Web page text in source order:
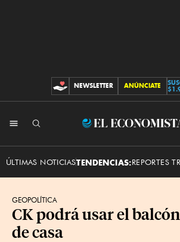
CONTRIBUCIONES
NEWSLETTER ANÚNCIATE
El
ÚLTIMAS NOTICIASTENDENCIAS:REPORTES
GEOPOLÍTICA
CK podrá usar el
de casa